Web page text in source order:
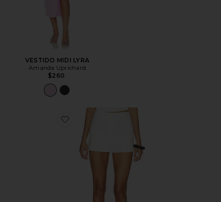
VESTIDO MIDI LYRA
Amanda Uprichard
$260
Favorite Amoretta Shorts